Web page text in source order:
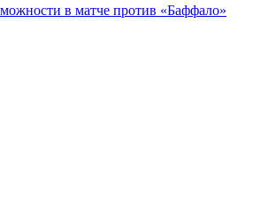
в матче против «Баффало»